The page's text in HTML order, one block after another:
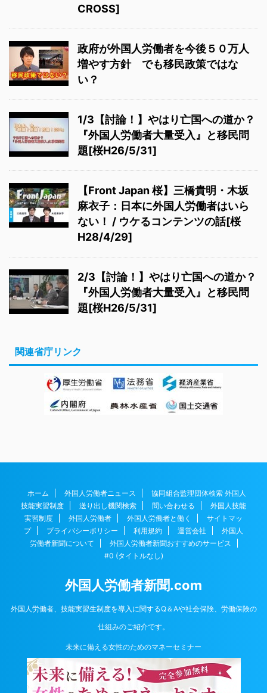
CROSS]
政府が外国人労働者を今後５０万人
増やす方針 でも移民政策ではな
い？
1/3【討論！】やはり亡国への道か？
『外国人労働者大量受入』と移民問
題[桜H26/5/31]
【Front Japan 桜】三橋貴明・木坂
麻衣子：日本に外国人労働者はいら
ない！ / ウケるコンテンツの話[桜
H28/4/29]
2/3【討論！】やはり亡国への道か？
『外国人労働者大量受入』と移民問
題[桜H26/5/31]
関連省庁リンク
ホーム 外国人労働者ニュース
協同組合監理団体検索 外国人
技能実習制度
送り出し機関検索 問い合わせる
外国人技能
実習制度
外国人労働者 外国人労働者と働く
サイトマッ
プ
プライバシーポリシー 利用規約 運営会社
外国人
労働者新聞について
外国人労働者新聞おすすめのサービス
#0 (タイトルなし)
外国人労働者新聞.com
外国人労働者、技能実習生制度を導入に関するQ＆Aや社会保険、労働保険の
仕組みのご紹介です。
未来に備える女性のためのマネーセミナー